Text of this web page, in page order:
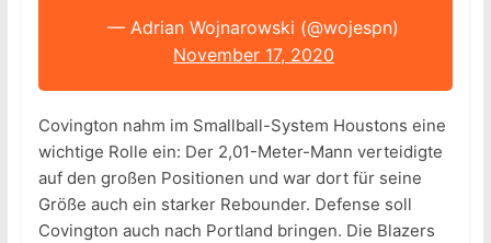
— Adrian Wojnarowski (@wojespn)
November 17, 2020
Covington nahm im Smallball-System Houstons eine
wichtige Rolle ein: Der 2,01-Meter-Mann verteidigte
auf den großen Positionen und war dort für seine
Größe auch ein starker Rebounder. Defense soll
Covington auch nach Portland bringen. Die Blazers